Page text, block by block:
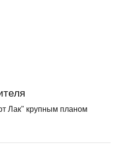
Лак" крупным планом